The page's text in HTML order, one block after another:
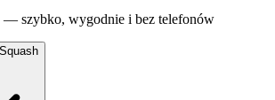
— szybko, wygodnie i bez telefonów